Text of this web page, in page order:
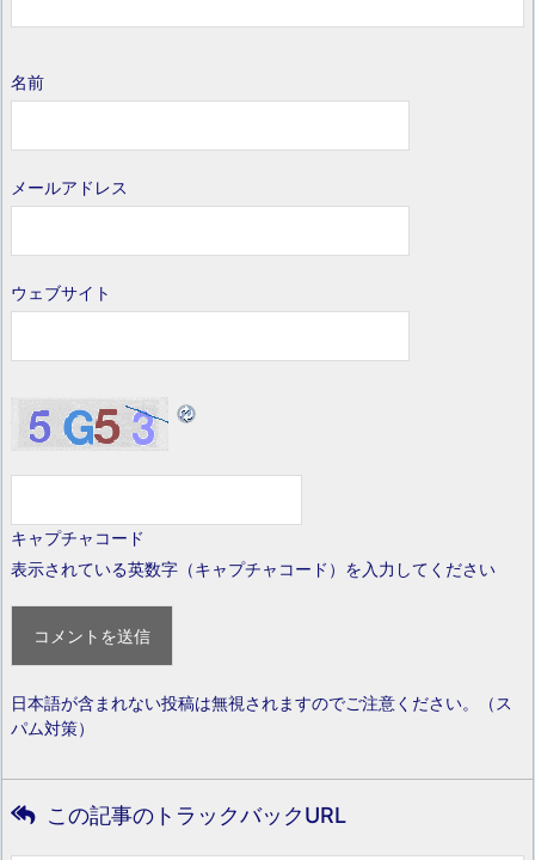
名前
メールアドレス
ウェブサイト
キャプチャコード
表示されている英数字（キャプチャコード）を入力してください
日本語が含まれない投稿は無視されますのでご注意ください。（ス
パム対策）
この記事のトラックバックURL